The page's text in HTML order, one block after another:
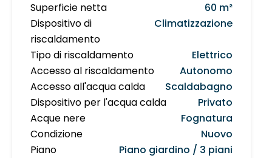
Superficie netta
60 m²
Dispositivo di
riscaldamento
Climatizzazione
Tipo di riscaldamento
Elettrico
Accesso al riscaldamento
Autonomo
Accesso all'acqua calda
Scaldabagno
Dispositivo per l'acqua calda
Privato
Acque nere
Fognatura
Condizione
Nuovo
Piano
Piano giardino / 3 piani